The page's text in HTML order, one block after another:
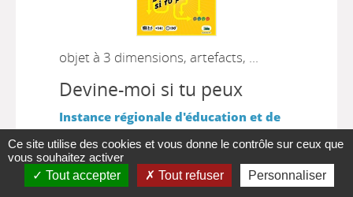
objet à 3 dimensions, artefacts, ...
Devine-moi si tu peux
Instance régionale d'éducation et de
la Loire 2022
Ce jeu de plateau permet aux jeunes de
Ce site utilise des cookies et vous donne le contrôle sur ceux que
vous souhaitez activer
Tout accepter
Tout refuser Personnaliser